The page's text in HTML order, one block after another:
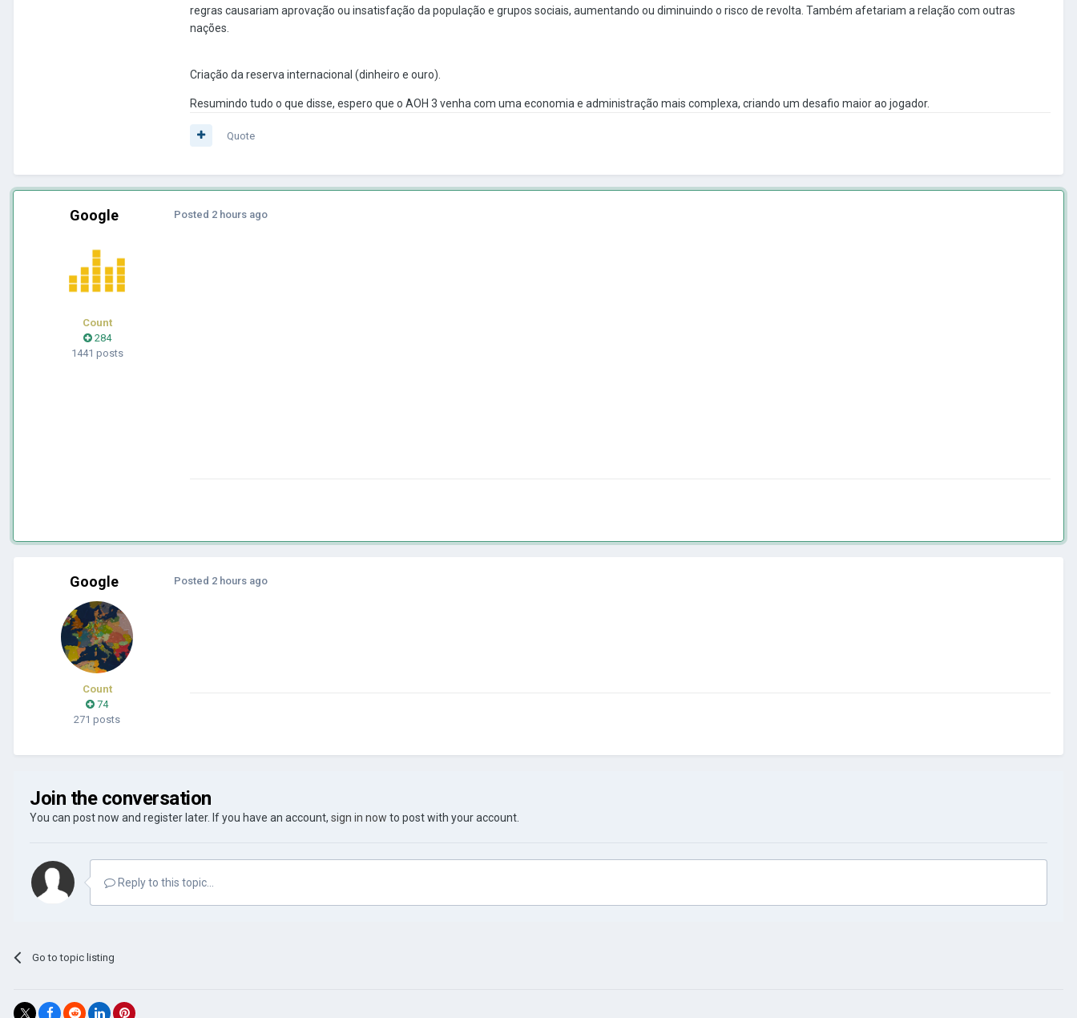
regras causariam aprovação ou insatisfação da população e grupos sociais, aumentando ou diminuindo o risco de revolta. Também afetariam a relação com outras
nações.
Criação da reserva internacional (dinheiro e ouro).
Resumindo tudo o que disse, espero que o AOH 3 venha com uma economia e administração mais complexa, criando um desafio maior ao jogador.
Quote
Google
Count
284
1441 posts
Posted 2 hours ago
Google
Count
74
271 posts
Posted 2 hours ago
Join the conversation
You can post now and register later. If you have an account, sign in now to post with your account.
Reply to this topic...
Go to topic listing